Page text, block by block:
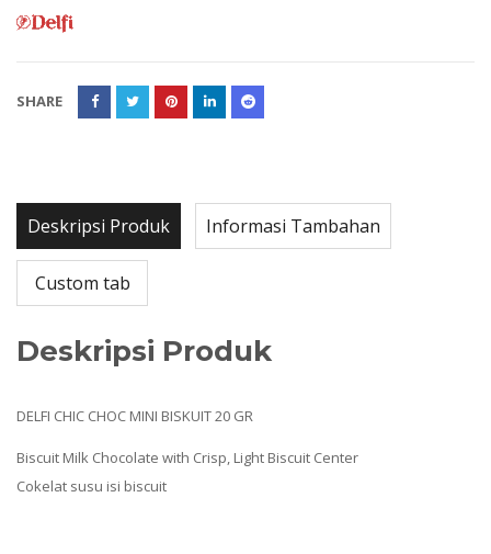
SHARE
Deskripsi Produk Informasi Tambahan
Custom tab
Deskripsi Produk
DELFI CHIC CHOC MINI BISKUIT 20 GR
Biscuit Milk Chocolate with Crisp, Light Biscuit Center
Cokelat susu isi biscuit